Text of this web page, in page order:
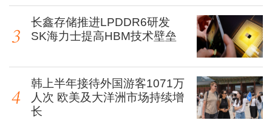
长鑫存储推进LPDDR6研发
SK海力士提高HBM技术壁垒
韩上半年接待外国游客1071万
人次 欧美及大洋洲市场持续增
长